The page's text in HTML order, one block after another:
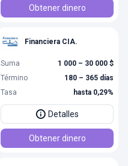
Obtener dinero
Financiera CIA.
Suma
1 000 – 30 000 $
Término
180 – 365 días
Tasa
hasta 0,29%
Detalles
Obtener dinero